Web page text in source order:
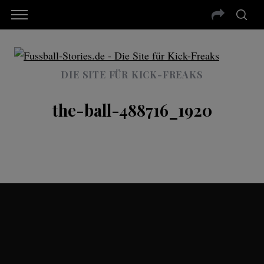
DIE SITE FÜR KICK-FREAKS
the-ball-488716_1920